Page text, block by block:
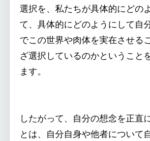
選択を、私たちが具体的にどの
て、具体的にどのようにして自
でこの世界や肉体を実在させる
ざ選択しているのかということ
ます。
したがって、自分の想念を正直
とは、自分自身や他者について